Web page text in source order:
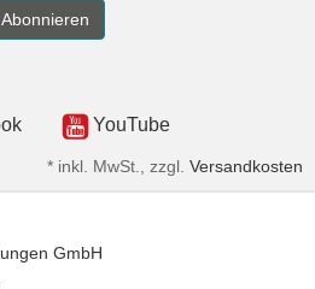
Abonnieren
YouTube
* inkl. MwSt., zzgl. Versandkosten